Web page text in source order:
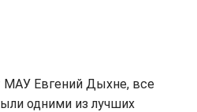
МАУ Евгений Дыхне, все
одними из лучших